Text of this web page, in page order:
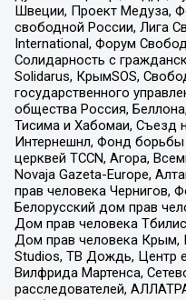
Швеции, Проект Медуза,
свободной России, Лига
International, Форум
Солидарность с
Solidarus, КрымSOS,
государственного
общества Россия,
Тисима и Хабомаи, Съезд
Интернешнл, Фонд борьбы
церквей TCCN, Агора,
Novaja Gazeta-Europe,
прав человека Чернигов,
Белорусский дом прав
Дом прав человека
Дом прав человека Крым,
Studios, ТВ Дождь, Центр
Вилфрида Мартенса,
расследователей,